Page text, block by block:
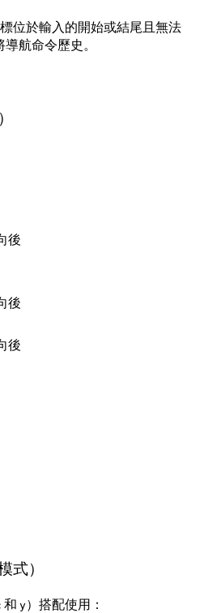
位於輸入的開始或結尾且無法
航命令歷史。
後
後
後
）
和 y）搭配使用：